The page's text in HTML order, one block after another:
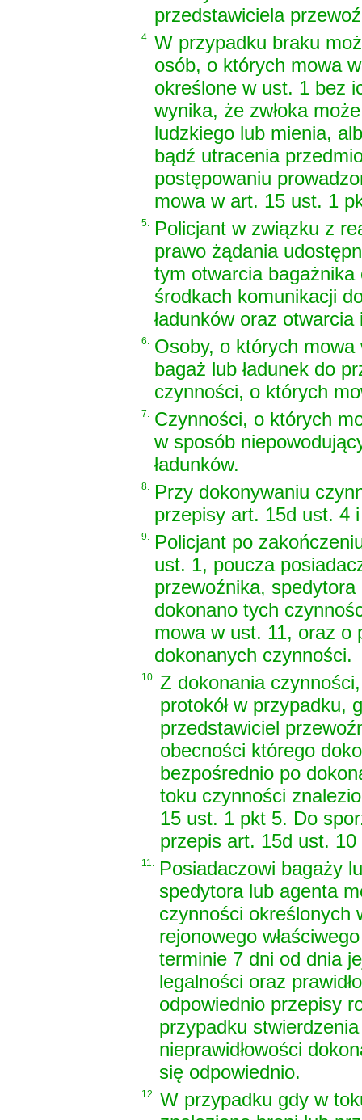
przedstawiciela
4. W przypadku braku
osób, o których mowa
określone w ust. 1 bez
wynika, że zwłoka
ludzkiego lub mienia,
bądź utracenia
postępowaniu
mowa w art. 15 ust. 1
5. Policjant w związku z
prawo żądania
tym otwarcia
środkach komunikacji
ładunków oraz
6. Osoby, o których
bagaż lub ładunek do
czynności, o których
7. Czynności, o których
w sposób
ładunków.
8. Przy dokonywaniu
przepisy art. 15d ust. 4
9. Policjant po
ust. 1, poucza
przewoźnika,
dokonano tych
mowa w ust. 11, oraz o
dokonanych czynności.
10. Z dokonania
protokół w przypadku,
przedstawiciel
obecności którego
bezpośrednio po
toku czynności
15 ust. 1 pkt 5. Do
przepis art. 15d ust.
11. Posiadaczowi bagaży
spedytora lub agenta
czynności określonych
rejonowego
terminie 7 dni od dnia
legalności oraz
odpowiednio przepisy
przypadku
nieprawidłowości
się odpowiednio.
12. W przypadku gdy w